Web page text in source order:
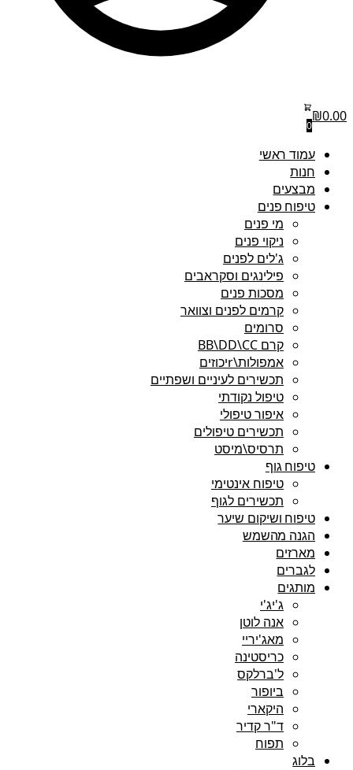
₪0.00
0
עמוד ראשי
חנות
מבצעים
טיפוח פנים
מי פנים
ניקוי פנים
ג'לים לפנים
פילינגים וסקראבים
מסכות פנים
קרמים לפנים וצוואר
סרומים
קרם BB\DD\CC
אמפולות\rיכוזים
תכשירים לעיניים ושפתיים
טיפול נקודתי
איפור טיפולי
תכשירים טיפולים
תרסיס\מיסט
טיפוח גוף
טיפוח אינטימי
תכשירים לגוף
טיפוח ושיקום שיער
הגנה מהשמש
מארזים
לגברים
מותגים
ג'יג'י
אנה לוטן
מאג'יריי
כריסטינה
ל'ברלקס
ביופור
היקארי
ד"ר קדיר
תפוח
בלוג